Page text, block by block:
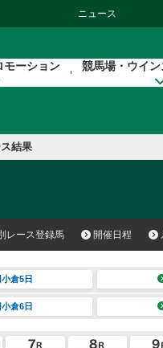
ニュース
モーション 競馬場・ウイ
結果
レース登録馬 開催日程
倉5日
倉6日